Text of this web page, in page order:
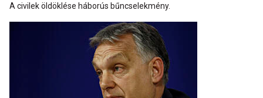
A civilek öldöklése háborús bűncselekmény.